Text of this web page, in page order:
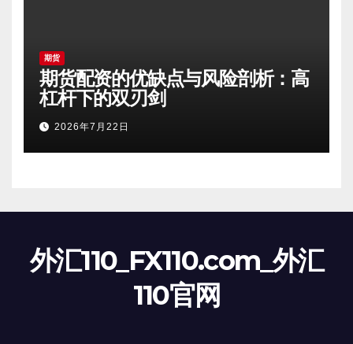
期货
期货配资的优缺点与风险剖析：高
杠杆下的双刃剑
2026年7月22日
外汇110_FX110.com_外汇
110官网